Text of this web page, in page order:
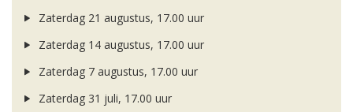
Zaterdag 21 augustus, 17.00 uur
Zaterdag 14 augustus, 17.00 uur
Zaterdag 7 augustus, 17.00 uur
Zaterdag 31 juli, 17.00 uur